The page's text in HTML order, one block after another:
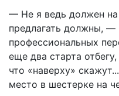
— Не я ведь должен
предлагать должны, —
профессиональных
еще два старта
что «наверху»
место в шестерке на